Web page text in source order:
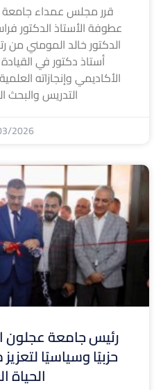
قرر مجلس عمداء جامعة
عطوفة الأستاذ الدكتور
الدكتور خالد المومني من
أستاذ دكتور في القيادة
الأكاديمي وإنجازاته
التدريس
2026
رئيس جامعة عجلون
حزبيًا وسياسيًا
الحياة